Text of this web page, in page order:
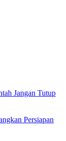
Jangan Tutup
Persiapan